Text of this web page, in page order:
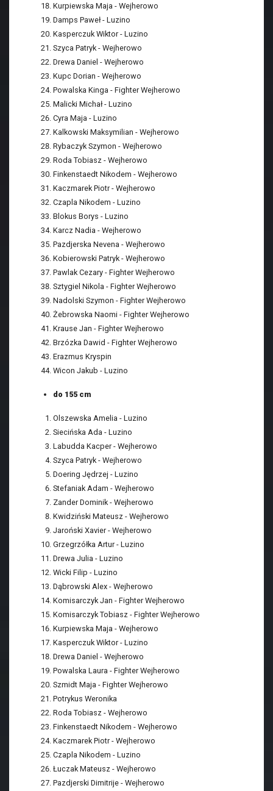
Kurpiewska Maja - Wejherowo
Damps Paweł - Luzino
Kasperczuk Wiktor - Luzino
Szyca Patryk - Wejherowo
Drewa Daniel - Wejherowo
Kupc Dorian - Wejherowo
Powalska Kinga - Fighter Wejherowo
Malicki Michał - Luzino
Cyra Maja - Luzino
Kalkowski Maksymilian - Wejherowo
Rybaczyk Szymon - Wejherowo
Roda Tobiasz - Wejherowo
Finkenstaedt Nikodem - Wejherowo
Kaczmarek Piotr - Wejherowo
Czapla Nikodem - Luzino
Blokus Borys - Luzino
Karcz Nadia - Wejherowo
Pazdjerska Nevena - Wejherowo
Kobierowski Patryk - Wejherowo
Pawlak Cezary - Fighter Wejherowo
Sztygiel Nikola - Fighter Wejherowo
Nadolski Szymon - Fighter Wejherowo
Żebrowska Naomi - Fighter Wejherowo
Krause Jan - Fighter Wejherowo
Brzózka Dawid - Fighter Wejherowo
Erazmus Kryspin
Wicon Jakub - Luzino
do 155 cm
Olszewska Amelia - Luzino
Siecińska Ada - Luzino
Labudda Kacper - Wejherowo
Szyca Patryk - Wejherowo
Doering Jędrzej - Luzino
Stefaniak Adam - Wejherowo
Zander Dominik - Wejherowo
Kwidziński Mateusz - Wejherowo
Jaroński Xavier - Wejherowo
Grzegrzółka Artur - Luzino
Drewa Julia - Luzino
Wicki Filip - Luzino
Dąbrowski Alex - Wejherowo
Komisarczyk Jan - Fighter Wejherowo
Komisarczyk Tobiasz - Fighter Wejherowo
Kurpiewska Maja - Wejherowo
Kasperczuk Wiktor - Luzino
Drewa Daniel - Wejherowo
Powalska Laura - Fighter Wejherowo
Szmidt Maja - Fighter Wejherowo
Potrykus Weronika
Roda Tobiasz - Wejherowo
Finkenstaedt Nikodem - Wejherowo
Kaczmarek Piotr - Wejherowo
Czapla Nikodem - Luzino
Łuczak Mateusz - Wejherowo
Pazdjerski Dimitrije - Wejherowo